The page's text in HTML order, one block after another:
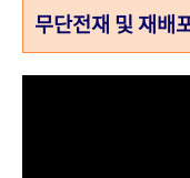
무단전재 및 재배